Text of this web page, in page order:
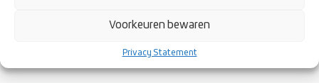
Voorkeuren bewaren
Privacy Statement